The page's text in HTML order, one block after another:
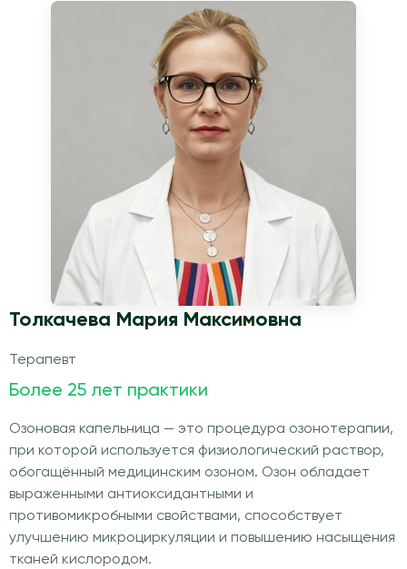
Толкачева Мария Максимовна
Терапевт
Более 25 лет практики
Озоновая капельница — это процедура озонотерапии,
при которой используется физиологический раствор,
обогащённый медицинским озоном. Озон обладает
выраженными антиоксидантными и
противомикробными свойствами, способствует
улучшению микроциркуляции и повышению насыщения
тканей кислородом.